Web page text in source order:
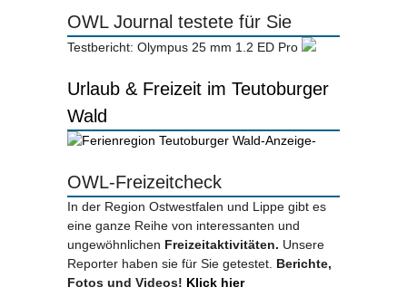
OWL Journal testete für Sie
Testbericht: Olympus 25 mm 1.2 ED Pro
Urlaub & Freizeit im Teutoburger
Wald
-Anzeige-
OWL-Freizeitcheck
In der Region Ostwestfalen und Lippe gibt es
eine ganze Reihe von interessanten und
ungewöhnlichen Freizeitaktivitäten. Unsere
Reporter haben sie für Sie getestet. Berichte,
Fotos und Videos! Klick hier